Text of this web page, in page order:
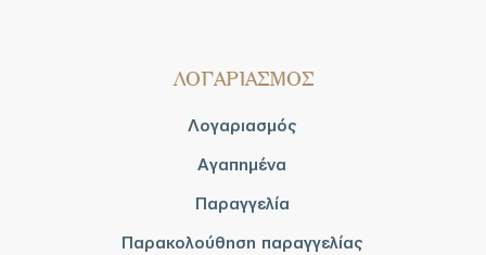
ΛΟΓΑΡΙΑΣΜΟΣ
Λογαριασμός
Αγαπημένα
Παραγγελία
Παρακολούθηση παραγγελίας